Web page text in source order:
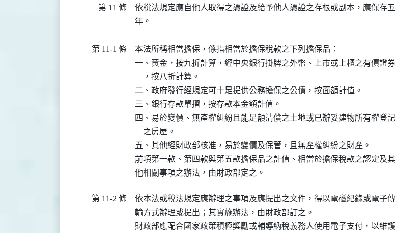
第 11 條
依稅法規定應自他人取得之憑證及給予他人憑證之存根或副本，應保存五
年。
第 11-1 條
本法所稱相當擔保，係指相當於擔保稅款之下列擔保品：
一、黃金，按九折計算，經中央銀行掛牌之外幣、上市或上櫃之有價證券
    ，按八折計算。
二、政府發行經規定可十足提供公務擔保之公債，按面額計值。
三、銀行存款單摺，按存款本金額計值。
四、易於變價、無產權糾紛且能足額清償之土地或已辦妥建物所有權登記
    之房屋。
五、其他經財政部核准，易於變價及保管，且無產權糾紛之財產。
前項第一款、第四款與第五款擔保品之計值、相當於擔保稅款之認定及其
他相關事項之辦法，由財政部定之。
第 11-2 條
依本法或稅法規定應辦理之事項及應提出之文件，得以電磁紀錄或電子傳
輸方式辦理或提出；其實施辦法，由財政部訂之。
財政部應配合國家政策積極獎勵或輔導納稅義務人使用電子支付，以維護